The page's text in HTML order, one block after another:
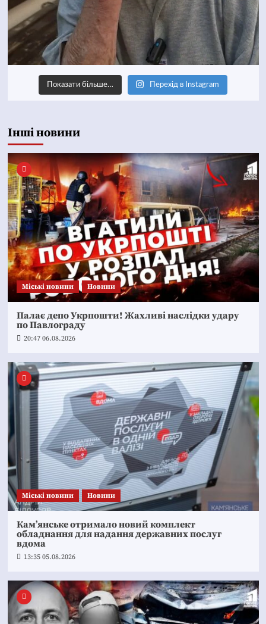
Показати більше… Перехід в Instagram
Інші новини
Mіські новини Новини
Палає депо Укрпошти! Жахливі наслідки удару
по Павлограду
20:47 06.08.2026
Mіські новини Новини
Кам’янське отримало новий комплект
обладнання для надання державних послуг
вдома
13:35 05.08.2026